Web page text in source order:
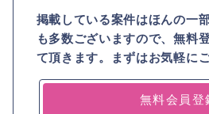
掲載している案件はほんの一
も多数ございますので、無料
て頂きます。まずはお気軽に
無料会員登